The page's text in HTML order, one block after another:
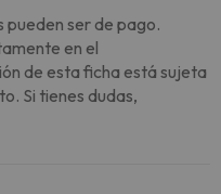
pueden ser de pago.
en el
de esta ficha está sujeta
Si tienes dudas,